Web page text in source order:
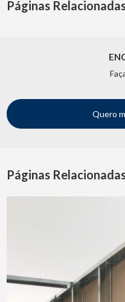
Páginas
Quero
Páginas